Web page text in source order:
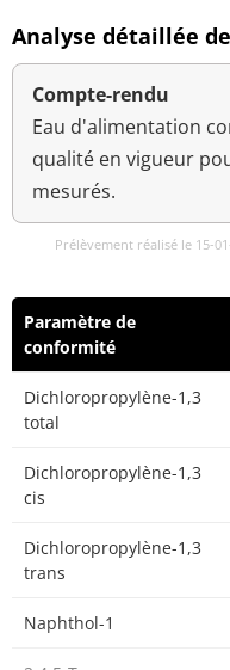
Analyse détaillée
Compte-rendu
Eau d'alimentation
qualité en vigueur
mesurés.
Prélèvement réalisé le 15-
Paramètre de
conformité
Dichloropropylène-1,3
total
Dichloropropylène-1,3
cis
Dichloropropylène-1,3
trans
Naphthol-1